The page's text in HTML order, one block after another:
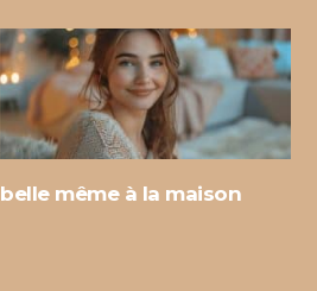
belle même à la maison